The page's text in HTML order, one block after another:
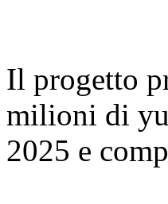
Il progetto
milioni di
2025 e